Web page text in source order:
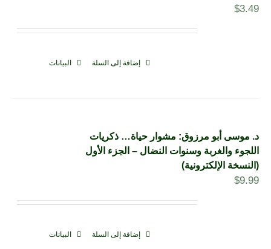
$3.49
إضافة إلى السلة البيانات
د. موسى أبو مرزوق: مشوار حياة… ذكريات
اللجوء والغربة وسنوات النضال – الجزء الأول
(النسخة الإلكترونية)
$9.99
إضافة إلى السلة البيانات